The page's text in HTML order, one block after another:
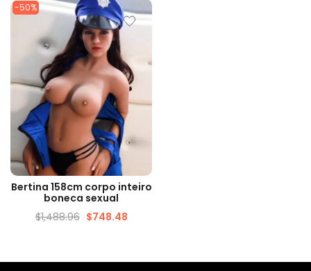
-50%
VISUALIZAÇÃO RÁPIDA
Bertina 158cm corpo inteiro
boneca sexual
$1,488.96 $748.48